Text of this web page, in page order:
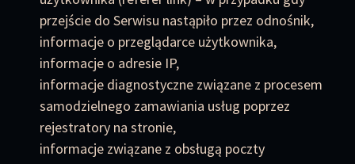
przejście do Serwisu nastąpiło przez odnośnik,
informacje o przeglądarce użytkownika,
informacje o adresie IP,
informacje diagnostyczne związane z procesem
samodzielnego zamawiania usług poprzez
rejestratory na stronie,
informacje związane z obsługą poczty